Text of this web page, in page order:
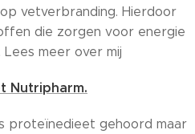
vetverbranding. Hierdoor
die zorgen voor energie
Lees meer over mij
Nutripharm.
proteïnedieet gehoord maar